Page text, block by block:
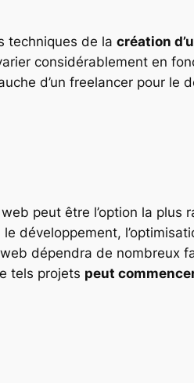
techniques de la création
considérablement en
d’un freelancer pour le
peut être l’option la plus
développement,
dépendra de nombreux
tels projets peut